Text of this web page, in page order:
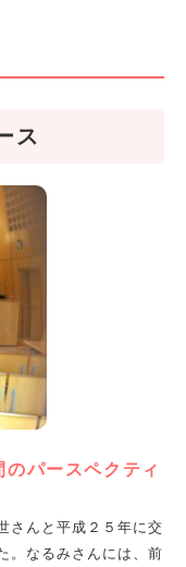
ス
パースペクティ
さんと平成２５年に交
。なるみさんには、前